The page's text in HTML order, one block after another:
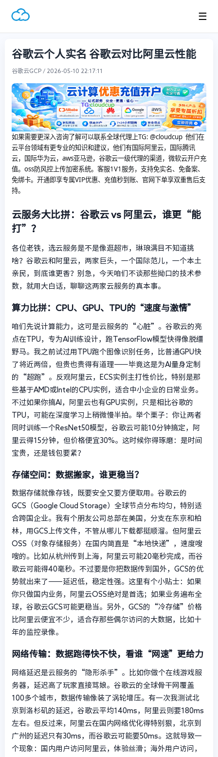
☰
谷歌云个人实名 谷歌云对比阿里云性能
谷歌云GCP / 2026-05-10 22:17:11
如果需要更深入咨询了解可以联系全球代理上TG: @cloudcup 他们在
云平台领域有更专业的知识和建议，他们有国际阿里云，国际腾讯
云，国际华为云，aws亚马逊，谷歌云一级代理的渠道，微软云开户充
值。oss防风控上传加密系统。客服1V1服务，支持免实名、免备案、
免绑卡。开通即享专属VIP优惠、充值秒到账、官网下单享双重售后支
持。
云服务大比拼：谷歌云 vs 阿里云，谁更“能
打”？
各位老铁，选云服务是不是像逛超市，琳琅满目不知道挑
啥？谷歌云和阿里云，两家巨头，一个国际范儿，一个本土
亲民，到底谁更香？别急，今天咱们不谈那些拗口的技术参
数，就用大白话，聊聊这两家云服务的真本事。
算力比拼：CPU、GPU、TPU的“速度与激情”
咱们先说计算能力，这可是云服务的“心脏”。谷歌云的亮
点在TPU，专为AI训练设计，跑TensorFlow模型快得像脱缰
野马。我之前试过用TPU跑个图像识别任务，比普通GPU快
了将近两倍，但贵也贵得有道理——毕竟这是为AI量身定制
的“超跑”。反观阿里云，ECS实例主打性价比，特别是那
些基于AMD或Intel的CPU实例，适合中小企业的日常业务。
不过如果你搞AI，阿里云也有GPU实例，只是相比谷歌的
TPU，可能在深度学习上稍微慢半拍。举个栗子：你让两者
同时训练一个ResNet50模型，谷歌云可能10分钟搞定，阿
里云得15分钟，但价格便宜30%。这时候你得琢磨：是时间
宝贵，还是钱包要紧？
存储空间：数据搬家，谁更稳当？
数据存储就像存钱，既要安全又要方便取用。谷歌云的
GCS（Google Cloud Storage）全球节点分布均匀，特别适
合跨国企业。我有个朋友公司总部在美国，分支在东京和柏
林，用GCS上传文件，不管从哪儿下载都挺顺溜。但阿里云
OSS（对象存储服务）在国内简直是“本地快递”，速度嗖
嗖的。比如从杭州传到上海，阿里云可能20毫秒完成，而谷
歌云可能得40毫秒。不过要是你把数据传到国外，GCS的优
势就出来了——延迟低，稳定性强。这里有个小贴士：如果
你只做国内业务，阿里云OSS绝对是首选；如果业务遍布全
球，谷歌云GCS可能更稳当。另外，GCS的“冷存储”价格
比阿里云便宜不少，适合存那些偶尔访问的大数据，比如十
年的监控录像。
网络传输：数据跑得快不快，看谁“网速”更给力
网络延迟是云服务的“隐形杀手”。比如你做个在线游戏服
务器，延迟高了玩家直接骂娘。谷歌云的全球骨干网覆盖
100多个城市，数据传输像装了涡轮增压。有一次我测试北
京到洛杉矶的延迟，谷歌云平均140ms，阿里云则要180ms
左右。但反过来，阿里云在国内网络优化得特别狠，北京到
广州的延迟只有30ms，而谷歌云可能要50ms。这就导致一
个现象：国内用户访问阿里云，体验丝滑；海外用户访问，